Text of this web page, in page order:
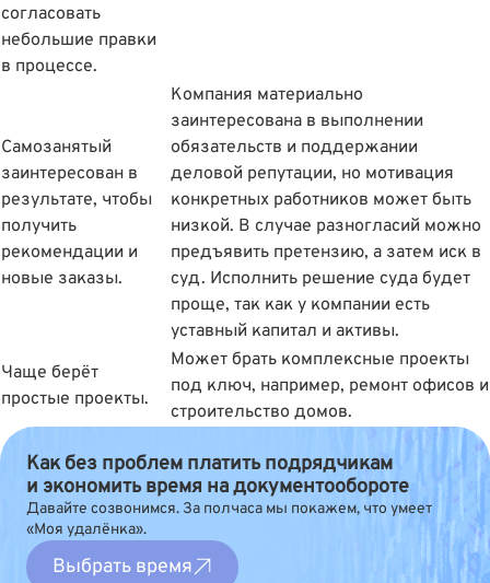
согласовать
небольшие правки
в процессе.
Самозанятый
заинтересован в
результате, чтобы
получить
рекомендации и
новые заказы.
Компания материально
заинтересована в выполнении
обязательств и поддержании
деловой репутации, но мотивация
конкретных работников может быть
низкой. В случае разногласий можно
предъявить претензию, а затем иск в
суд. Исполнить решение суда будет
проще, так как у компании есть
уставный капитал и активы.
Чаще берёт
простые проекты.
Может брать комплексные проекты
под ключ, например, ремонт офисов и
строительство домов.
Как без проблем платить подрядчикам
и экономить время на документообороте
Давайте созвонимся. За полчаса мы покажем, что умеет
«Моя удалёнка».
Выбрать время